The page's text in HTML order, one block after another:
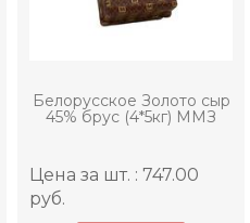
Белорусское Золото сыр
45% брус (4*5кг) ММЗ
Цена за шт. : 747.00
руб.